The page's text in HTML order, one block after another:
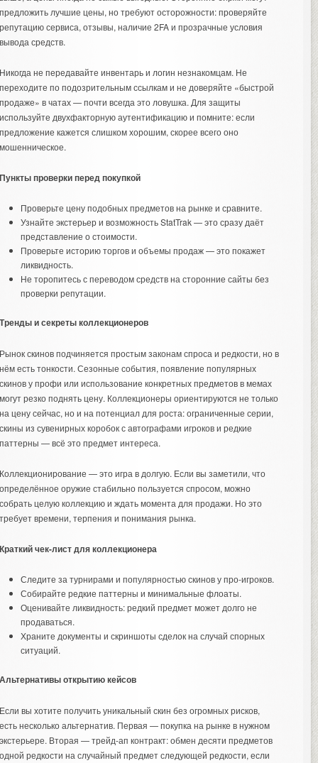
лучшие цены, но требуют осторожности: проверяйте
сервиса, отзывы, наличие 2FA и прозрачные условия
средств.
не передавайте инвентарь и логин незнакомцам. Не
по подозрительным ссылкам и не доверяйте «быстрой
в чатах — почти всегда это ловушка. Для защиты
двухфакторную аутентификацию и помните: если
кажется слишком хорошим, скорее всего оно
проверки перед покупкой
Проверьте цену подобных предметов на рынке и сравните.
Узнайте экстерьер и возможность StatTrak — это сразу даёт
представление о стоимости.
Проверьте историю торгов и объемы продаж — это покажет
ликвидность.
Не торопитесь с переводом средств на сторонние сайты без
проверки репутации.
и секреты коллекционеров
скинов подчиняется простым законам спроса и редкости, но в
есть тонкости. Сезонные события, появление популярных
у профи или использование конкретных предметов в мемах
резко поднять цену. Коллекционеры ориентируются не только
цену сейчас, но и на потенциал для роста: ограниченные серии,
из сувенирных коробок с автографами игроков и редкие
— всё это предмет интереса.
— это игра в долгую. Если вы заметили, что
оружие стабильно пользуется спросом, можно
целую коллекцию и ждать момента для продажи. Но это
времени, терпения и понимания рынка.
чек-лист для коллекционера
Следите за турнирами и популярностью скинов у про-игроков.
Собирайте редкие паттерны и минимальные флоаты.
Оценивайте ликвидность: редкий предмет может долго не
продаваться.
Храните документы и скриншоты сделок на случай спорных
ситуаций.
открытию кейсов
вы хотите получить уникальный скин без огромных рисков,
несколько альтернатив. Первая — покупка на рынке в нужном
Вторая — трейд-ап контракт: обмен десяти предметов
редкости на случайный предмет следующей редкости, если